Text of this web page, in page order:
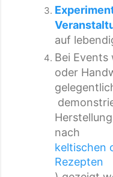
auf
Bei Events
oder
nach
keltischen
Rezepten